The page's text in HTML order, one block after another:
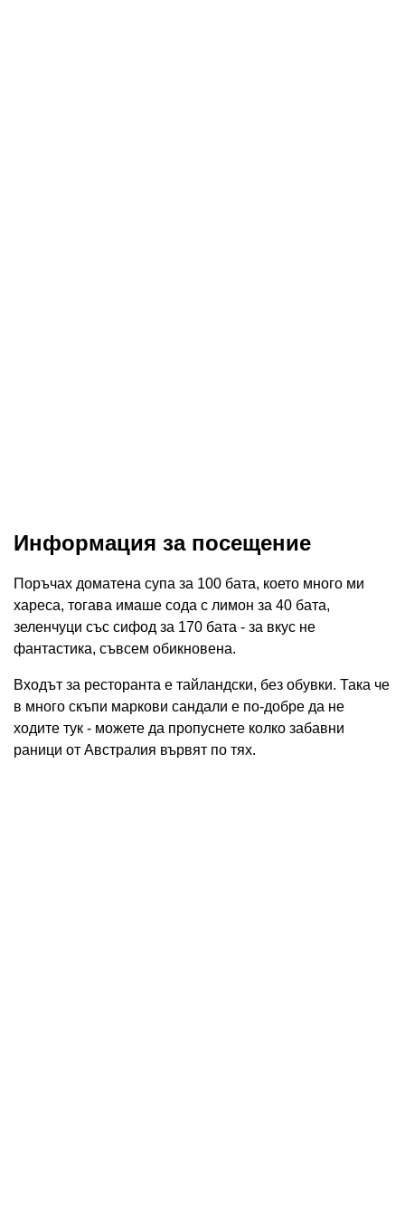
Информация за посещение
Поръчах доматена супа за 100 бата, което много ми
хареса, тогава имаше сода с лимон за 40 бата,
зеленчуци със сифод за 170 бата - за вкус не
фантастика, съвсем обикновена.
Входът за ресторанта е тайландски, без обувки. Така че
в много скъпи маркови сандали е по-добре да не
ходите тук - можете да пропуснете колко забавни
раници от Австралия вървят по тях.